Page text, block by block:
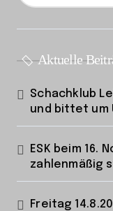
Aktuelle
Schachklub
und bittet um
ESK beim 16.
zahlenmäßig
Freitag